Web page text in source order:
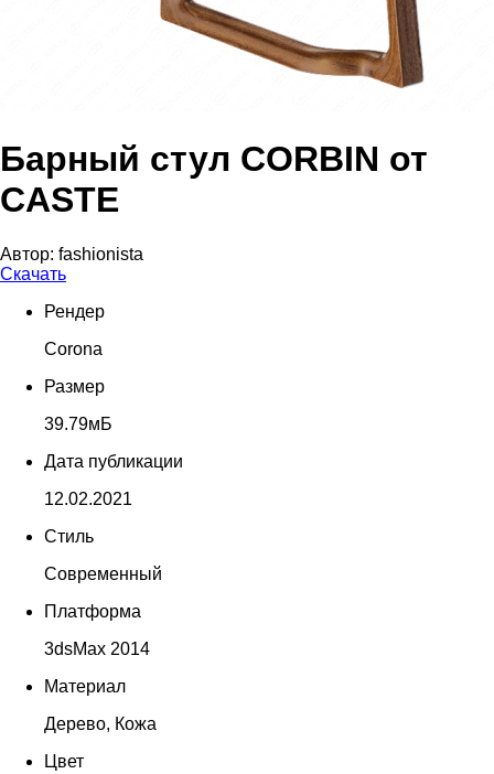
Барный стул CORBIN от
CASTE
Автор: fashionista
Скачать
Рендер
Corona
Размер
39.79мБ
Дата публикации
12.02.2021
Стиль
Современный
Платформа
3dsMax 2014
Материал
Дерево, Кожа
Цвет